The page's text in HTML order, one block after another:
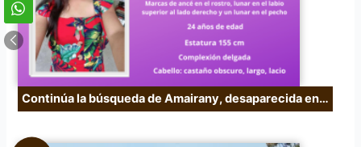
:
Continúa la búsqueda de Amairany, desaparecida en…